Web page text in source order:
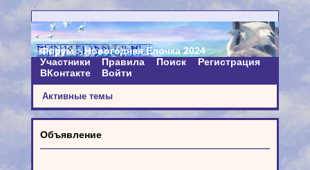
Форум
Новогодняя Ёлочка 2024
Участники
Правила Поиск
Регистрация
ВКонтакте
Войти
Активные темы
Объявление